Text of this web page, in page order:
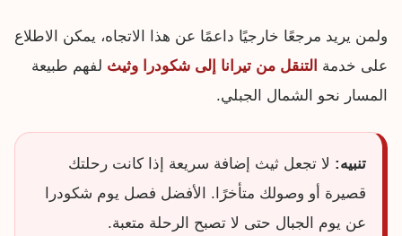
ولمن يريد مرجعًا خارجيًا داعمًا عن هذا الاتجاه، يمكن الاطلاع
على خدمة التنقل من تيرانا إلى شكودرا وثيث لفهم طبيعة
المسار نحو الشمال الجبلي.
تنبيه: لا تجعل ثيث إضافة سريعة إذا كانت رحلتك
قصيرة أو وصولك متأخرًا. الأفضل فصل يوم شكودرا
عن يوم الجبال حتى لا تصبح الرحلة متعبة.